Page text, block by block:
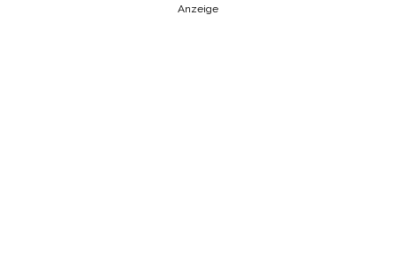
Anzeige